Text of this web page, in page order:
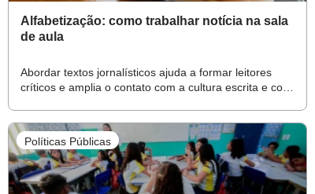
Alfabetização: como trabalhar notícia na sala
de aula
Abordar textos jornalísticos ajuda a formar leitores
críticos e amplia o contato com a cultura escrita e com
Políticas Públicas